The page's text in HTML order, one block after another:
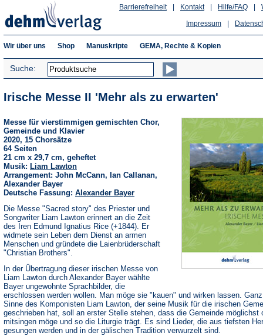
Hilfe/FAQ
Kontakt
Barrierefreiheit
Impressum
Wir über uns Shop Manuskripte GEMA, Rechte & Kopien
Suche:
Irische Messe II 'Mehr als zu erwarten'
Messe für vierstimmigen gemischten Chor,
Gemeinde und Klavier
2020, 15 Chorsätze
64 Seiten
21 cm x 29,7 cm, geheftet
Musik: Liam Lawton
Arrangement: John McCann, Ian Callanan,
Alexander Bayer
Deutsche Fassung: Alexander Bayer
Die Messe "Sacred story" des Priester und
Songwriter Liam Lawton erinnert an die Zeit
des Iren Edmund Ignatius Rice (+1844). Er
widmete sein Leben dem Dienst an armen
Menschen und gründete die Laienbrüderschaft
"Christian Brothers".
In der Übertragung dieser irischen Messe von
Liam Lawton durch Alexander Bayer wählte
Bayer ungewohnte Sprachbilder, die
erschlossen werden wollen. Man möge sie "kauen" und wirken lassen.
Sinne des Komponisten Liam Lawton, der seine Musik für die irischen
geschrieben hat, soll an erster Stelle stehen, dass die Gemeinde möglichst
mitsingen möge und so die Liturgie trägt. Es sind Lieder, die aus tiefsten
gesungen werden und in der gälischen Tradition verwurzelt sind.